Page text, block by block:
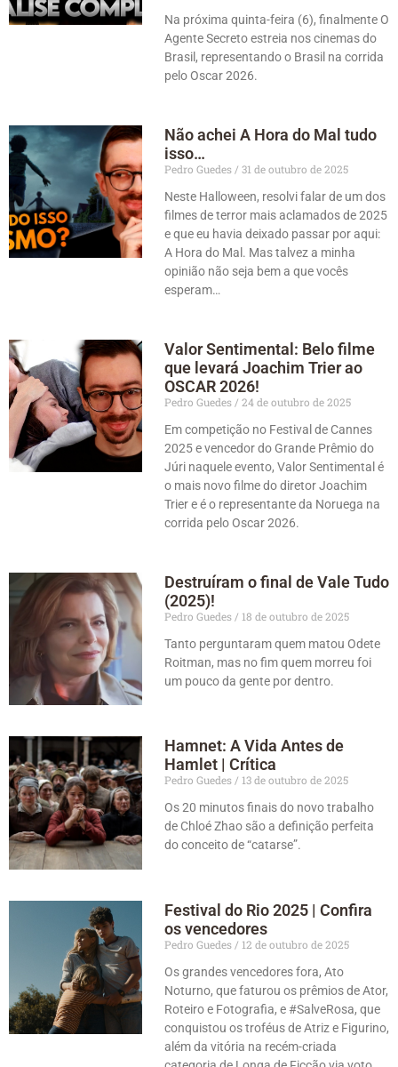
Na próxima quinta-feira (6), finalmente O
Agente Secreto estreia nos cinemas do
Brasil, representando o Brasil na corrida
pelo Oscar 2026.
Não achei A Hora do Mal tudo
isso…
Pedro Guedes
31 de outubro de 2025
Neste Halloween, resolvi falar de um dos
filmes de terror mais aclamados de 2025
e que eu havia deixado passar por aqui:
A Hora do Mal. Mas talvez a minha
opinião não seja bem a que vocês
esperam…
Valor Sentimental: Belo filme
que levará Joachim Trier ao
OSCAR 2026!
Pedro Guedes
24 de outubro de 2025
Em competição no Festival de Cannes
2025 e vencedor do Grande Prêmio do
Júri naquele evento, Valor Sentimental é
o mais novo filme do diretor Joachim
Trier e é o representante da Noruega na
corrida pelo Oscar 2026.
Destruíram o final de Vale Tudo
(2025)!
Pedro Guedes
18 de outubro de 2025
Tanto perguntaram quem matou Odete
Roitman, mas no fim quem morreu foi
um pouco da gente por dentro.
Hamnet: A Vida Antes de
Hamlet | Crítica
Pedro Guedes
13 de outubro de 2025
Os 20 minutos finais do novo trabalho
de Chloé Zhao são a definição perfeita
do conceito de “catarse”.
Festival do Rio 2025 | Confira
os vencedores
Pedro Guedes
12 de outubro de 2025
Os grandes vencedores fora, Ato
Noturno, que faturou os prêmios de Ator,
Roteiro e Fotografia, e #SalveRosa, que
conquistou os troféus de Atriz e Figurino,
além da vitória na recém-criada